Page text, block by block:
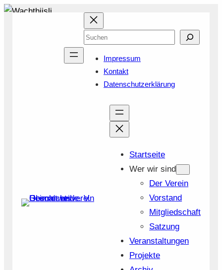
Zum
Suchen
Impressum
Kontakt
Datenschutzerklärung
Startseite
Wer wir sind
Der Verein
Vorstand
Mitgliedschaft
Satzung
Veranstaltungen
Projekte